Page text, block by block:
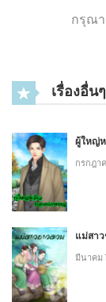
2 บทที่ 70
6
2 บทที่ 69
กรกฎาคม 6, 2020
7
2 บทที่ 68
กรุณา
เรื่องอื่
ผู้ใหญ่
กรกฎา
แม่สา
มีนาคม